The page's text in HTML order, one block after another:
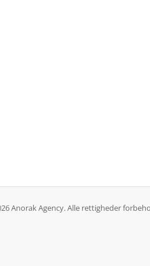
Anorak Agency. Alle rettigheder